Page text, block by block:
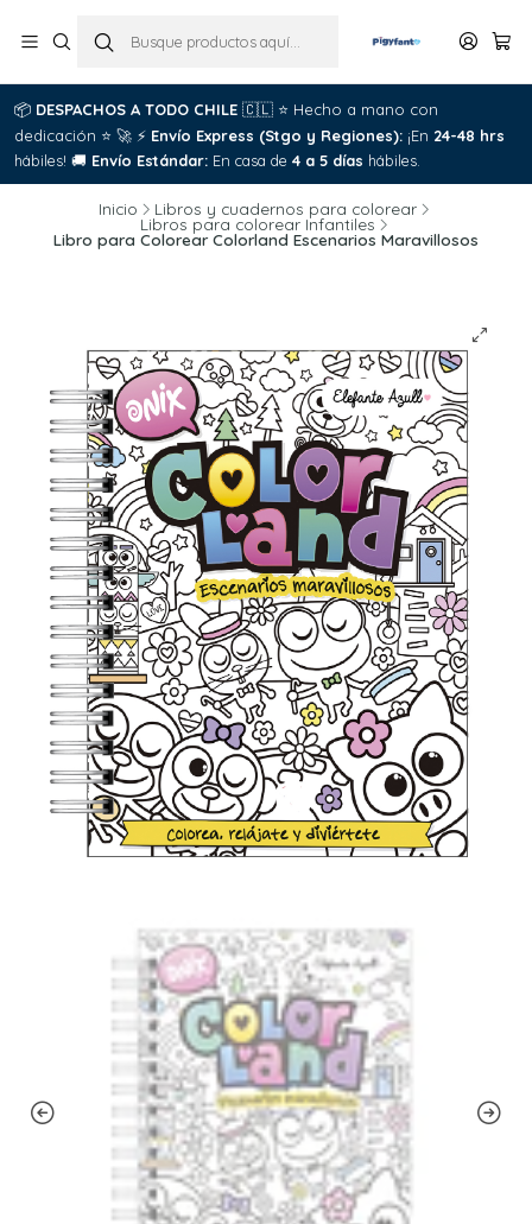
📦 DESPACHOS A TODO CHILE 🇨🇱 ⭐ Hecho a mano con
dedicación ⭐ 🚀 ⚡ Envío Express (Stgo y Regiones): ¡En 24-48 hrs
hábiles! 🚚 Envío Estándar: En casa de 4 a 5 días hábiles.
Inicio Libros y cuadernos para colorear
Libros para colorear Infantiles
Libro para Colorear Colorland Escenarios Maravillosos